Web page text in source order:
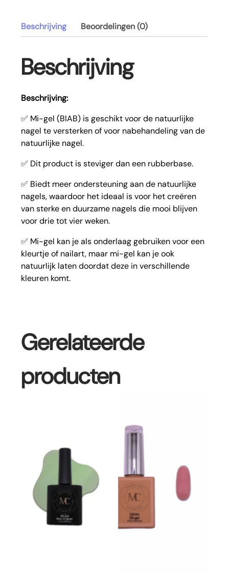
Beschrijving Beoordelingen (0)
Beschrijving
Beschrijving:
✅ Mi-gel (BIAB) is geschikt voor de natuurlijke
nagel te versterken of voor nabehandeling van de
natuurlijke nagel.
✅ Dit product is steviger dan een rubberbase.
✅ Biedt meer ondersteuning aan de natuurlijke
nagels, waardoor het ideaal is voor het creëren
van sterke en duurzame nagels die mooi blijven
voor drie tot vier weken.
✅ Mi-gel kan je als onderlaag gebruiken voor een
kleurtje of nailart, maar mi-gel kan je ook
natuurlijk laten doordat deze in verschillende
kleuren komt.
Gerelateerde
producten